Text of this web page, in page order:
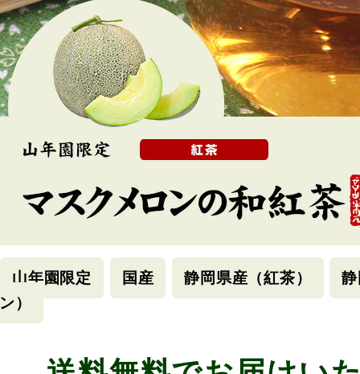
山年園限定 国産 静岡県産（紅茶）
ン）